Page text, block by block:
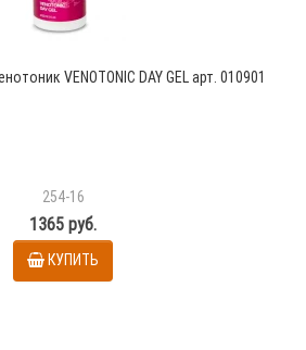
VENOTONIC DAY GEL арт. 010901
254-16
1365 руб.
КУПИТЬ